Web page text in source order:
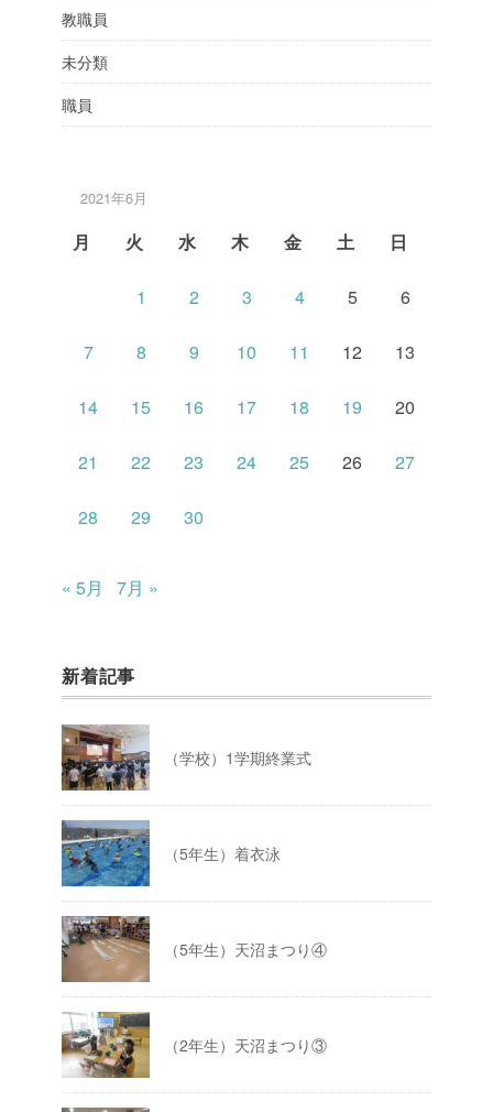
教職員
未分類
職員
2021年6月
月 火 水 木 金 土 日
1 2 3 4 5 6
7 8 9 10 11 12 13
14 15 16 17 18 19 20
21 22 23 24 25 26 27
28 29 30
« 5月 7月 »
新着記事
（学校）1学期終業式
（5年生）着衣泳
（5年生）天沼まつり④
（2年生）天沼まつり③